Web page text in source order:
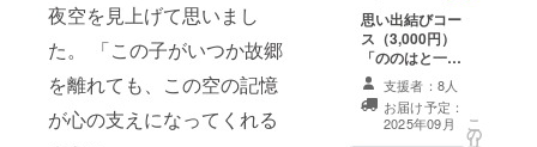
夜空を見上げて思いまし
た。 「この子がいつか故郷
を離れても、この空の記憶
が心の支えになってくれる
に立ちたい
と思ってお
ります。
時間外や休
日は担当に
デジタル感謝状
（PDF） 那須野
ののはが歌う
「テーマソン
グ」音源
（mp3） 季節ご
とのスマホ＆PC
思い出結びコー
ス（3,000円）
「ののはと一緒
に、ふるさとの
記憶を旅した
い！」そんなあ
なたへ。 那須野
支援者：8人
お届け予定：
2025年09月
こ
の